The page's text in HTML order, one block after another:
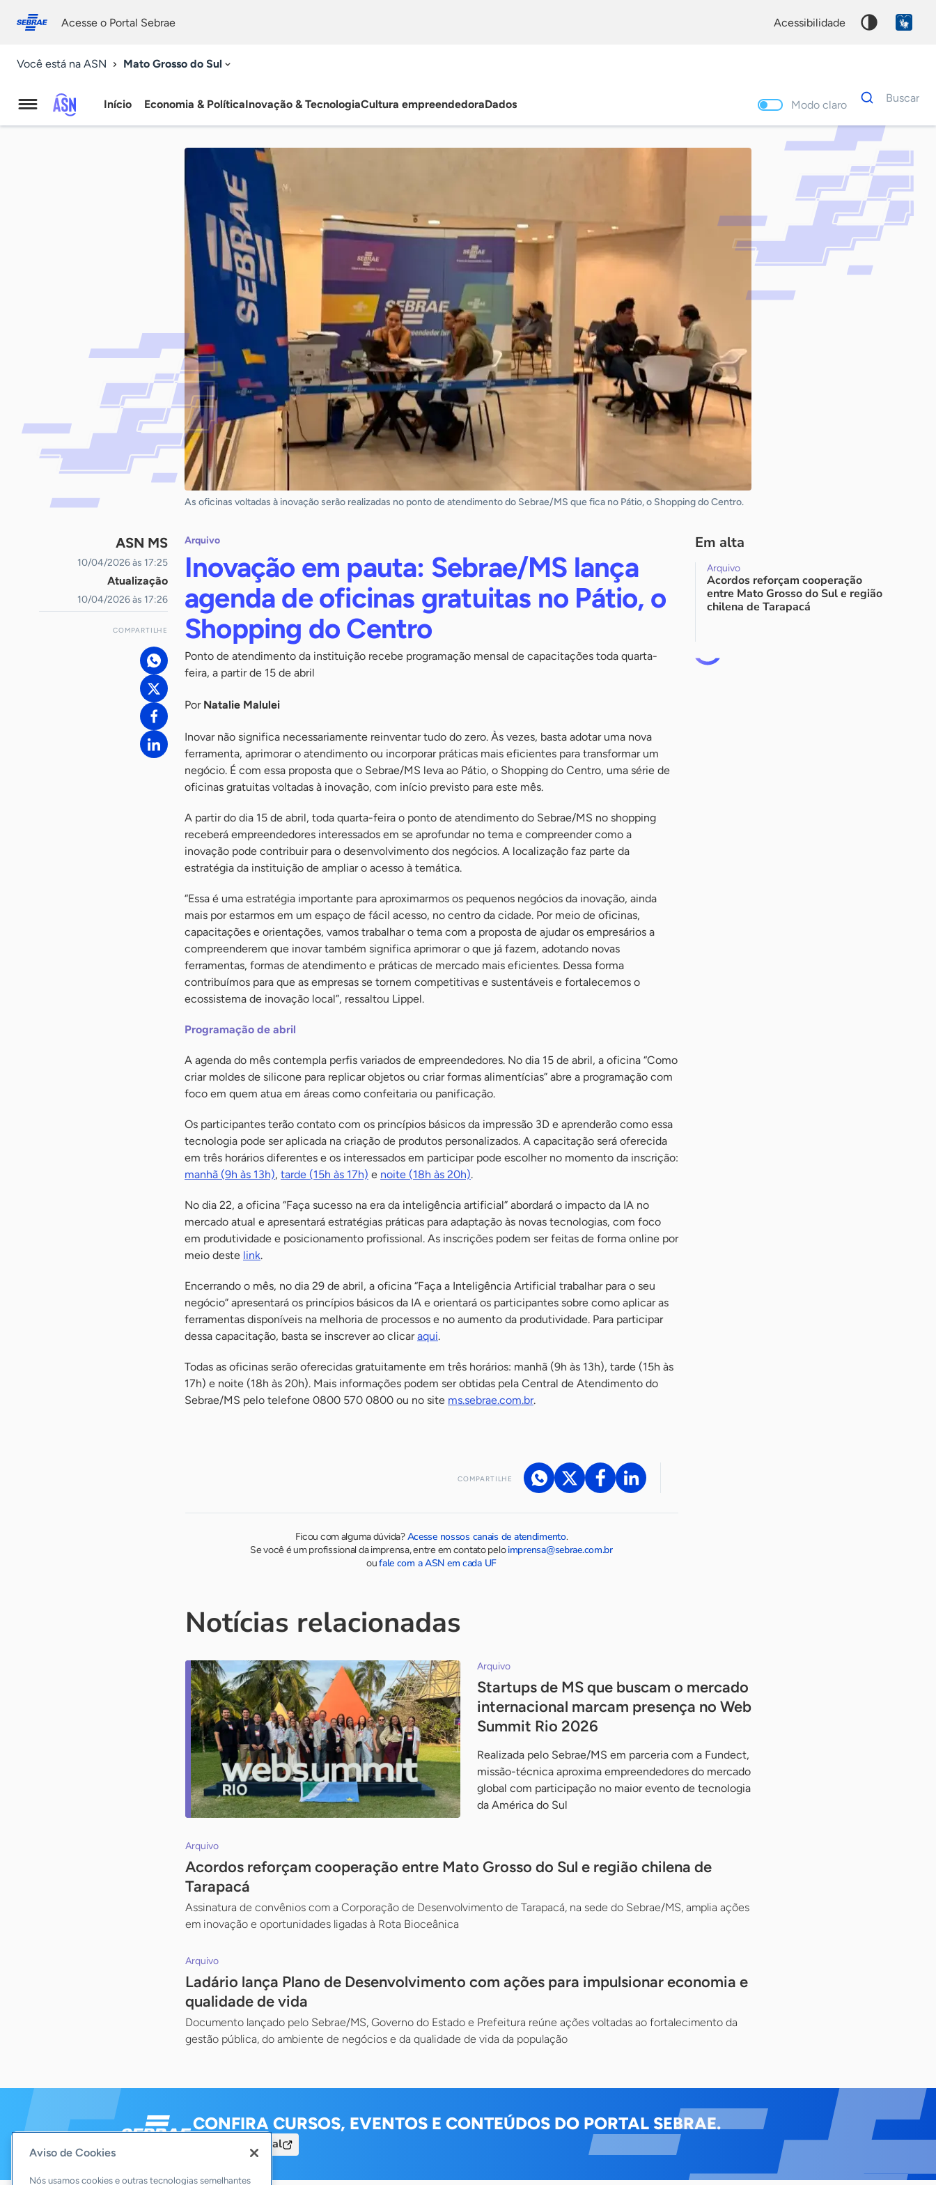
conosco
Acesse o Portal Sebrae acessibilidade
Você está na ASN Mato Grosso do Sul
Agência
Início Economia & PolíticaInovação & TecnologiaCultura empreendedoraDados Modo claro
Dados
para
Buscar
Palavra
chave
As oficinas voltadas à inovação serão realizadas no ponto de atendimento do Sebrae/MS que fica no Pátio, o Shopping do Centro.
ASN MS
10/04/2026 às 17:25
Atualização
10/04/2026 às 17:26
COMPARTILHE
Arquivo
Inovação em pauta: Sebrae/MS lança
agenda de oficinas gratuitas no Pátio, o
Shopping do Centro
Ponto de atendimento da instituição recebe programação mensal de capacitações toda quarta-
feira, a partir de 15 de abril
Por Natalie Malulei
Inovar não significa necessariamente reinventar tudo do zero. Às vezes, basta adotar uma nova
ferramenta, aprimorar o atendimento ou incorporar práticas mais eficientes para transformar um
negócio. É com essa proposta que o Sebrae/MS leva ao Pátio, o Shopping do Centro, uma série de
oficinas gratuitas voltadas à inovação, com início previsto para este mês.
A partir do dia 15 de abril, toda quarta-feira o ponto de atendimento do Sebrae/MS no shopping
receberá empreendedores interessados em se aprofundar no tema e compreender como a
inovação pode contribuir para o desenvolvimento dos negócios. A localização faz parte da
estratégia da instituição de ampliar o acesso à temática.
“Essa é uma estratégia importante para aproximarmos os pequenos negócios da inovação, ainda
mais por estarmos em um espaço de fácil acesso, no centro da cidade. Por meio de oficinas,
capacitações e orientações, vamos trabalhar o tema com a proposta de ajudar os empresários a
compreenderem que inovar também significa aprimorar o que já fazem, adotando novas
ferramentas, formas de atendimento e práticas de mercado mais eficientes. Dessa forma
contribuímos para que as empresas se tornem competitivas e sustentáveis e fortalecemos o
ecossistema de inovação local”, ressaltou Lippel.
Programação de abril
A agenda do mês contempla perfis variados de empreendedores. No dia 15 de abril, a oficina “Como
criar moldes de silicone para replicar objetos ou criar formas alimentícias” abre a programação com
foco em quem atua em áreas como confeitaria ou panificação.
Os participantes terão contato com os princípios básicos da impressão 3D e aprenderão como essa
tecnologia pode ser aplicada na criação de produtos personalizados. A capacitação será oferecida
em três horários diferentes e os interessados em participar pode escolher no momento da inscrição:
manhã (9h às 13h), tarde (15h às 17h) e noite (18h às 20h).
No dia 22, a oficina “Faça sucesso na era da inteligência artificial” abordará o impacto da IA no
mercado atual e apresentará estratégias práticas para adaptação às novas tecnologias, com foco
em produtividade e posicionamento profissional. As inscrições podem ser feitas de forma online por
meio deste link.
Encerrando o mês, no dia 29 de abril, a oficina “Faça a Inteligência Artificial trabalhar para o seu
negócio” apresentará os princípios básicos da IA e orientará os participantes sobre como aplicar as
ferramentas disponíveis na melhoria de processos e no aumento da produtividade. Para participar
dessa capacitação, basta se inscrever ao clicaraqui.
Todas as oficinas serão oferecidas gratuitamente em três horários: manhã (9h às 13h), tarde (15h às
17h) e noite (18h às 20h). Mais informações podem ser obtidas pela Central de Atendimento do
Sebrae/MS pelo telefone 0800 570 0800 ou no site ms.sebrae.com.br.
COMPARTILHE
Ficou com alguma dúvida?Acesse nossos canais de atendimento.
Se você é um profissional da imprensa, entre em contato peloimprensa@sebrae.com.br
oufale com a ASN em cada UF
Em alta
Arquivo
Acordos reforçam cooperação
entre Mato Grosso do Sul e região
chilena de Tarapacá
Notícias relacionadas
Arquivo
Startups de MS que buscam o mercado
internacional marcam presença no Web
Summit Rio 2026
Realizada pelo Sebrae/MS em parceria com a Fundect,
missão-técnica aproxima empreendedores do mercado
global com participação no maior evento de tecnologia
da América do Sul
Arquivo
Acordos reforçam cooperação entre Mato Grosso do Sul e região chilena de
Tarapacá
Assinatura de convênios com a Corporação de Desenvolvimento de Tarapacá, na sede do Sebrae/MS, amplia ações
em inovação e oportunidades ligadas à Rota Bioceânica
Arquivo
Ladário lança Plano de Desenvolvimento com ações para impulsionar economia e
qualidade de vida
Documento lançado pelo Sebrae/MS, Governo do Estado e Prefeitura reúne ações voltadas ao fortalecimento da
gestão pública, do ambiente de negócios e da qualidade de vida da população
CONFIRA CURSOS, EVENTOS E CONTEÚDOS DO PORTAL SEBRAE.
Acesse o Portal
Aviso de Cookies
Nós usamos cookies e outras tecnologias semelhantes